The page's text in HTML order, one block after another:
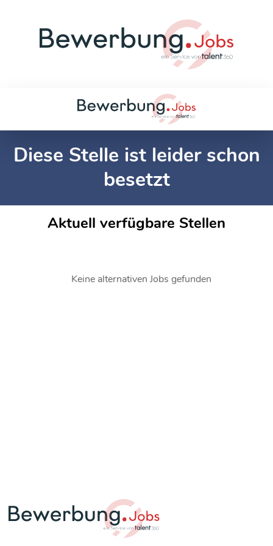
Diese Stelle ist leider schon
besetzt
Aktuell verfügbare Stellen
Keine alternativen Jobs gefunden